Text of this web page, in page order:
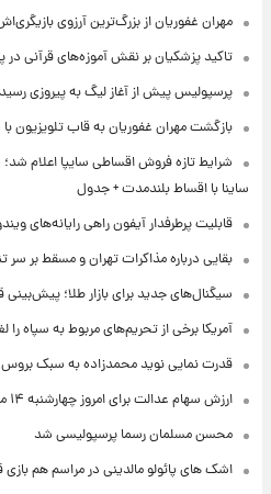
مهران غفوریان از بزرگ‌ترین آرزوی
تاکید پزشکیان بر نقش آموزه‌های قرآنی
پرسپولیس پیش از آغاز لیگ به پیروزی رسید
بازگشت مهران غفوریان به قاب تلویزیون
شرایط تازه فروش اقساطی سایپا اعلام
ساینا با اقساط بلندمدت + جدول
قابلیت پرطرفدار آیفون راهی رایانه‌های
بقایی درباره مذاکرات تهران و مسقط بر سر
سیگنال‌های جدید برای بازار طلا؛
آمریکا برخی از تحریم‌های مربوط به سپاه
قدرت نمایی نوید محمدزاده به سبک
ارزش سهام عدالت برای امروز چهارشنبه ۱۴ مرداد + جدول
محسن مسلمان رسما پرسپولیسی شد
اشک های پائولو مالدینی در مراسم هم بازی